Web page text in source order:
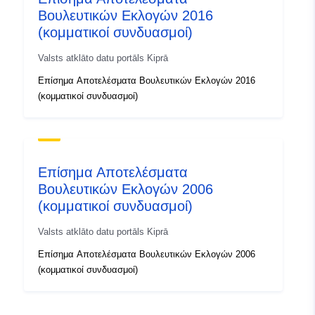
Βουλευτικών Εκλογών 2016
(κομματικοί συνδυασμοί)
Valsts atklāto datu portāls Kiprā
Επίσημα Αποτελέσματα Βουλευτικών Εκλογών 2016
(κομματικοί συνδυασμοί)
Επίσημα Αποτελέσματα
Βουλευτικών Εκλογών 2006
(κομματικοί συνδυασμοί)
Valsts atklāto datu portāls Kiprā
Επίσημα Αποτελέσματα Βουλευτικών Εκλογών 2006
(κομματικοί συνδυασμοί)